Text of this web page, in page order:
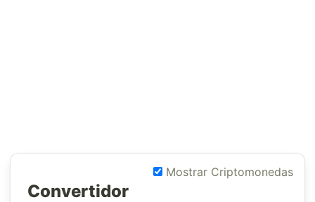
Mostrar Criptomonedas
Convertidor